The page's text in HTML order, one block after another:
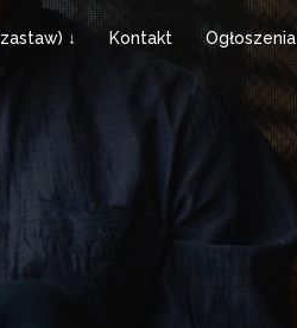
↓ Kontakt Ogłoszenia